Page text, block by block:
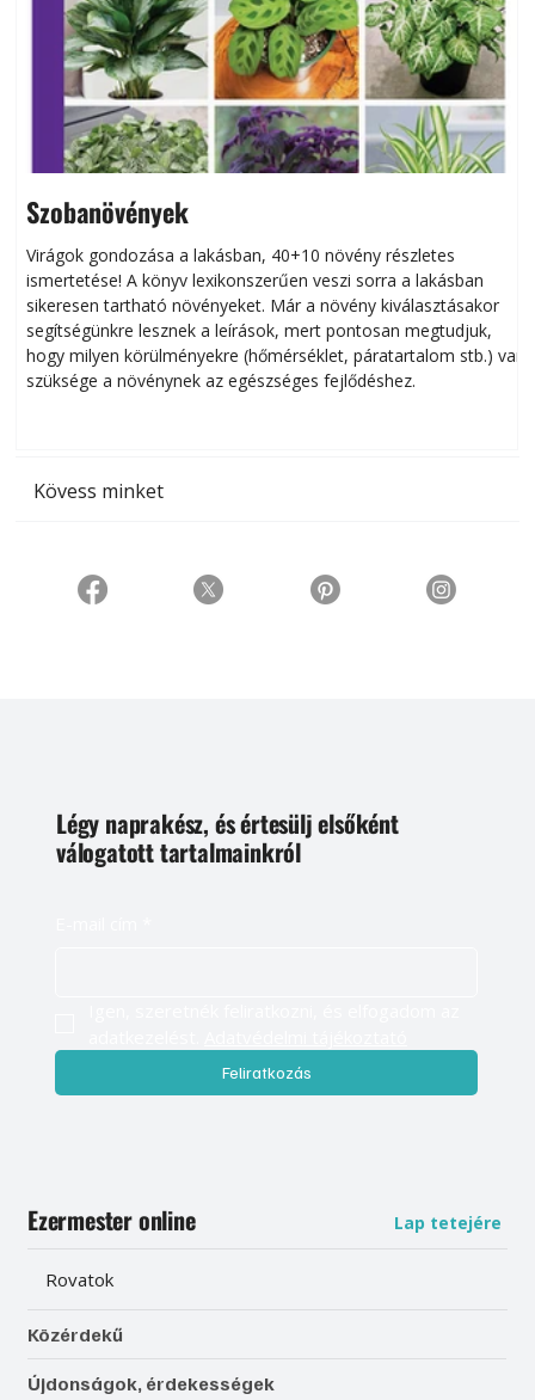
Szobanövények
Virágok gondozása a lakásban, 40+10 növény részletes
ismertetése! A könyv lexikonszerűen veszi sorra a lakásban
sikeresen tart­ha­tó növényeket. Már a növény kiválasztásakor
segítségünkre lesznek a leírások, mert pontosan megtudjuk,
hogy milyen körülményekre (hőmérséklet, páratartalom stb.) van
szüksége a növénynek az egészséges fejlődéshez.
Kövess minket
Légy naprakész, és értesülj elsőként
válogatott tartalmainkról
Feliratkozás
Ezermester online Lap tetejére
Rovatok
Közérdekű
Újdonságok, érdekességek